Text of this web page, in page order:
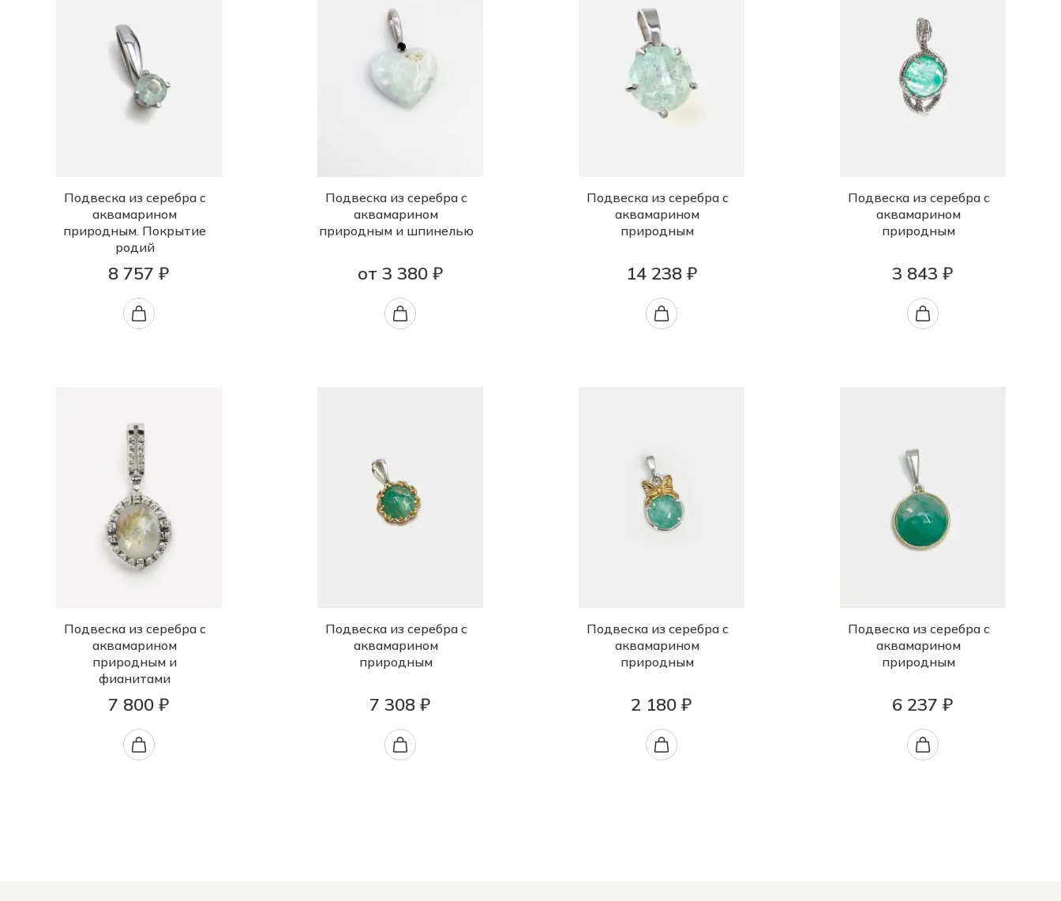
Подвеска из серебра с
аквамарином
природным. Покрытие
родий
8 757 ₽
Подвеска из серебра с
аквамарином
природным и шпинелью
от 3 380 ₽
Подвеска из серебра с
аквамарином
природным
14 238 ₽
Подвеска из серебра с
аквамарином
природным
3 843 ₽
Подвеска из серебра с
аквамарином
природным и
фианитами
7 800 ₽
Подвеска из серебра с
аквамарином
природным
7 308 ₽
Подвеска из серебра с
аквамарином
природным
2 180 ₽
Подвеска из серебра с
аквамарином
природным
6 237 ₽